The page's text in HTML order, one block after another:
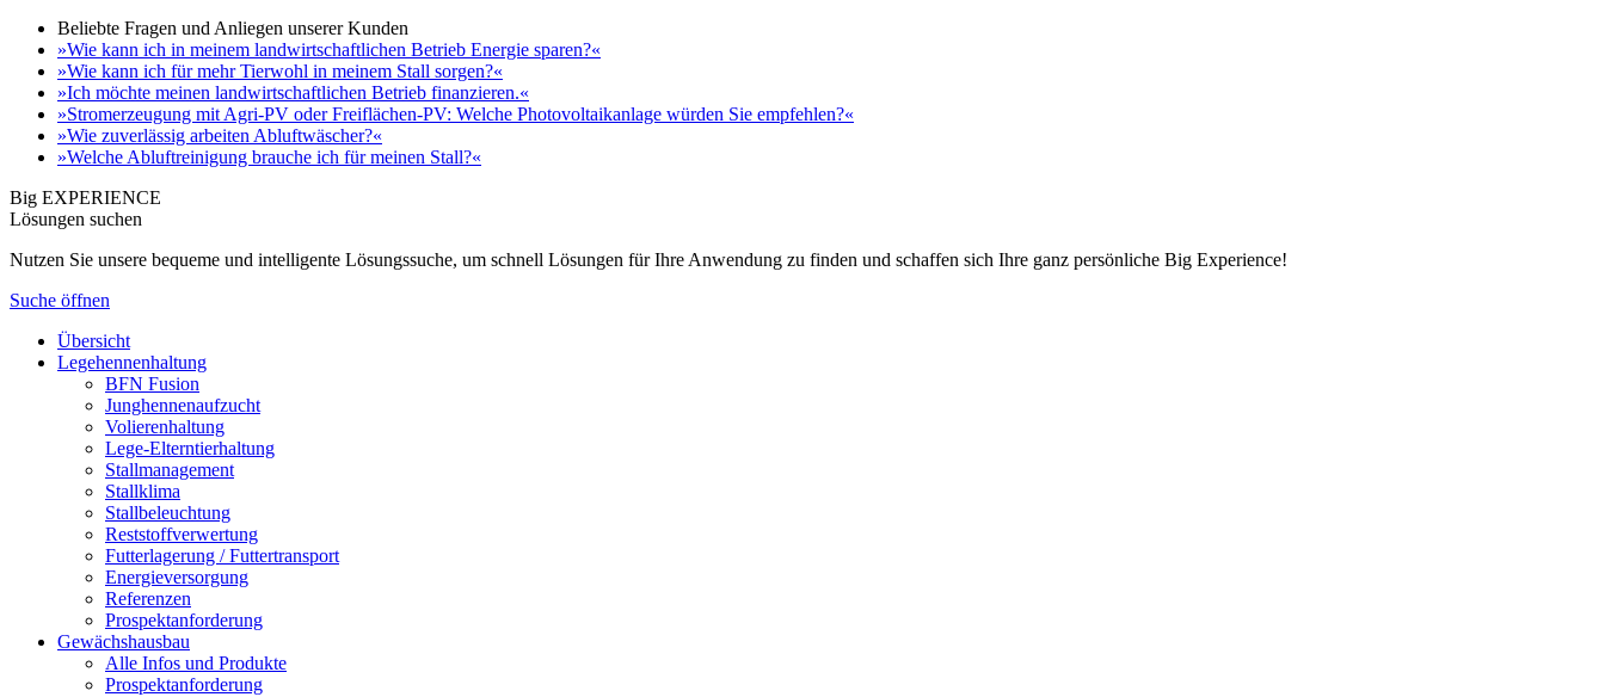
Beliebte Fragen und Anliegen unserer Kunden
»Wie kann ich in meinem landwirtschaftlichen Betrieb Energie sparen?«
»Wie kann ich für mehr Tierwohl in meinem Stall sorgen?«
»Ich möchte meinen landwirtschaftlichen Betrieb finanzieren.«
»Stromerzeugung mit Agri-PV oder Freiflächen-PV: Welche Photovoltaikanlage würden Sie empfehlen?«
»Wie zuverlässig arbeiten Abluftwäscher?«
»Welche Abluftreinigung brauche ich für meinen Stall?«
Big EXPERIENCE
Lösungen suchen
Nutzen Sie unsere bequeme und intelligente Lösungssuche, um schnell Lösungen für Ihre Anwendung zu finden und schaffen sich Ihre ganz persönliche Big Experience!
Suche öffnen
Übersicht
Legehennenhaltung
BFN Fusion
Junghennenaufzucht
Volierenhaltung
Lege-Elterntierhaltung
Stallmanagement
Stallklima
Stallbeleuchtung
Reststoffverwertung
Futterlagerung / Futtertransport
Energieversorgung
Referenzen
Prospektanforderung
Gewächshausbau
Alle Infos und Produkte
Prospektanforderung